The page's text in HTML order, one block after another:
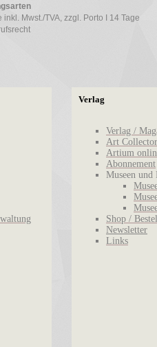
Mwst./TVA, zzgl. Porto I 14 Tage
Verlag
Verlag /
Art
Artium
Abonnement
Museen und
Shop /
Newsletter
Links